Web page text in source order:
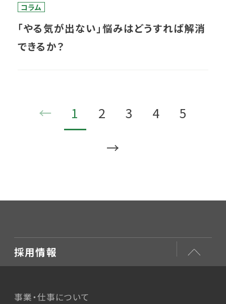
コラム
「やる気が出ない」悩みはどうすれば解消
できるか？
← 1 2 3 4
5
→
採用情報
事業・仕事について